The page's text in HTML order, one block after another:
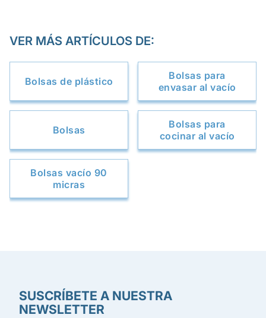
VER MÁS ARTÍCULOS DE:
Bolsas de plástico
Bolsas para
envasar al vacío
Bolsas
Bolsas para
cocinar al vacío
Bolsas vacío 90
micras
SUSCRÍBETE A NUESTRA
NEWSLETTER